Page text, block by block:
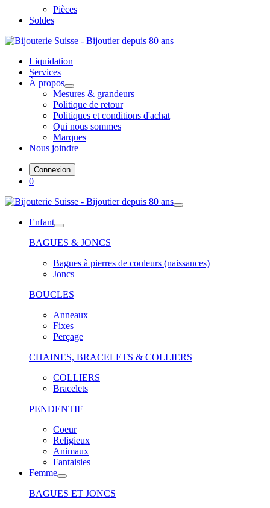
Pièces
Soldes
Liquidation
Services
À propos
Mesures & grandeurs
Politique de retour
Politiques et conditions d'achat
Qui nous sommes
Marques
Nous joindre
Connexion
0
Enfant
BAGUES & JONCS
Bagues à pierres de couleurs (naissances)
Joncs
BOUCLES
Anneaux
Fixes
Perçage
CHAINES, BRACELETS & COLLIERS
COLLIERS
Bracelets
PENDENTIF
Coeur
Religieux
Animaux
Fantaisies
Femme
BAGUES ET JONCS